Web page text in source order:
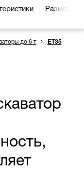
Размеры
до 6 т ET35